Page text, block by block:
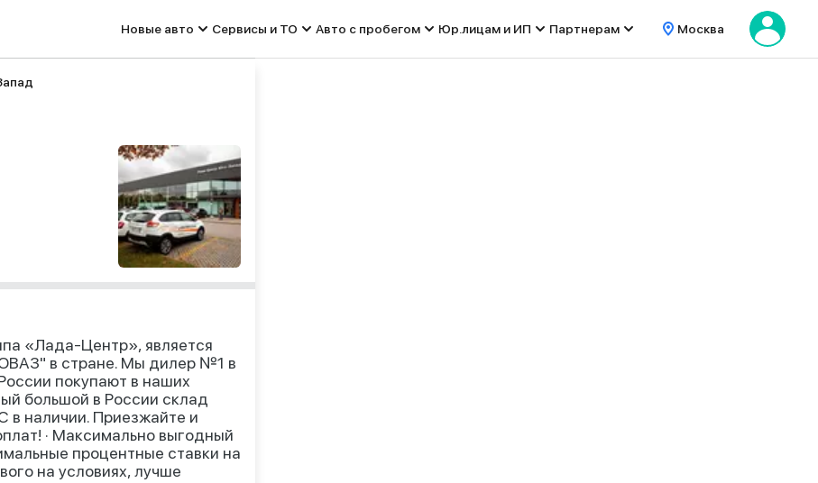
Новые авто Сервисы и ТО Авто с пробегом Юр.лицам и ИП Партнерам Москва
«Лада-Центр», является
в стране. Мы дилер №1 в
покупают в наших
большой в России склад
в наличии. Приезжайте и
· Максимально выгодный
процентные ставки на
на условиях, лучше